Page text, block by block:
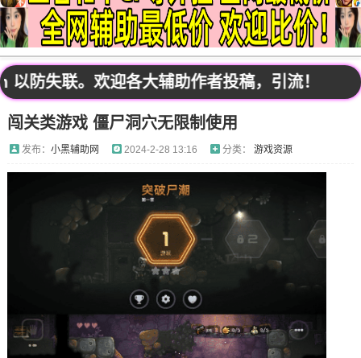
源码分享
资源宝库
影视解析
站内公告
失联。欢迎各大辅助作者投稿，引流！
闯关类游戏 僵尸洞穴无限制使用
发布： 小黑辅助网 2024-2-28 13:16 分类： 游戏资源